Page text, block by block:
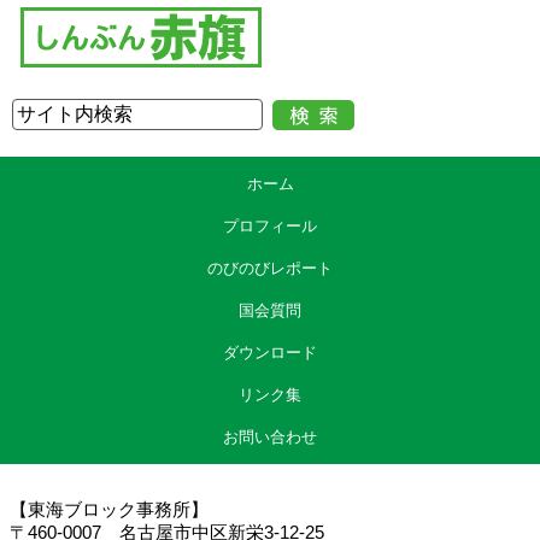
ホーム
プロフィール
のびのびレポート
国会質問
ダウンロード
リンク集
お問い合わせ
【東海ブロック事務所】
〒460-0007 名古屋市中区新栄3-12-25